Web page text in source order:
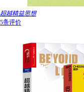
超越精益思想
5条评价